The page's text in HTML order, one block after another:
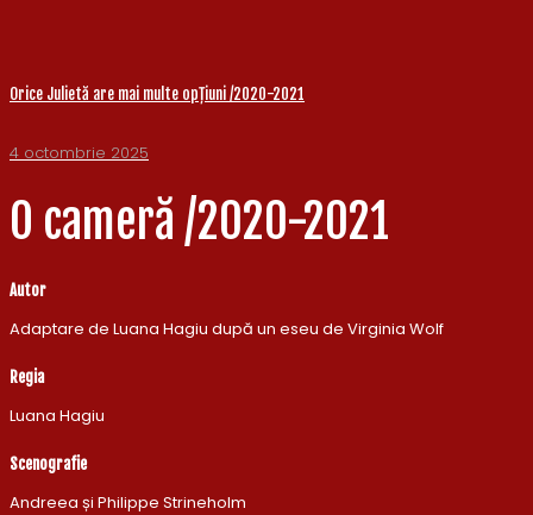
Orice Julietă are mai multe opțiuni /2020-2021
4 octombrie 2025
O cameră /2020-2021
Autor
Adaptare de Luana Hagiu după un eseu de Virginia Wolf
Regia
Luana Hagiu
Scenografie
Andreea și Philippe Strineholm